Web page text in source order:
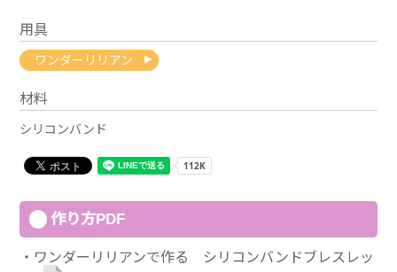
用具
ワンダーリリアン
材料
シリコンバンド
作り方PDF
ワンダーリリアンで作る シリコンバンドブレスレッ